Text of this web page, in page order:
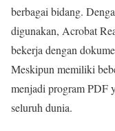
berbagai bidang.
digunakan, Acrobat
bekerja dengan
Meskipun memiliki
menjadi program PDF
seluruh dunia.